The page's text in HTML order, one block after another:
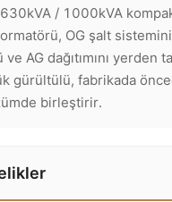
/ 1000kVA
OG şalt
AG dağıtımını yerden
gürültülü, fabrikada
birleştirir.